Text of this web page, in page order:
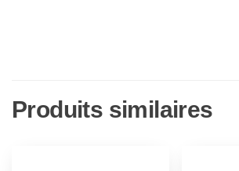
Produits similaires